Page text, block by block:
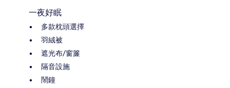
一夜好眠
多款枕頭選擇
羽絨被
遮光布/窗簾
隔音設施
鬧鐘